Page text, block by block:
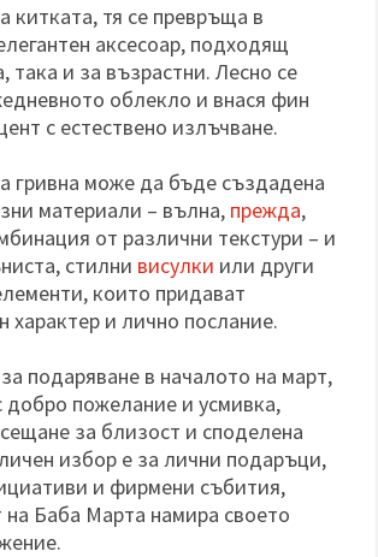
китката, тя се превръща в
аксесоар, подходящ
така и за възрастни. Лесно се
облекло и внася фин
с естествено излъчване.
гривна може да бъде създадена
материали – вълна, прежда,
от различни текстури – и
стилни висулки или други
които придават
характер и лично послание.
подаряване в началото на март,
добро пожелание и усмивка,
за близост и споделена
избор е за лични подаръци,
и фирмени събития,
Баба Марта намира своето